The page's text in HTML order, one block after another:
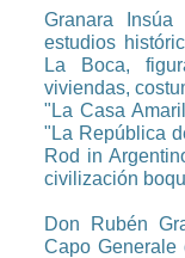
Granara
estudios
La Boca,
viviendas,
"La Casa
"La República
Rod in
civilización
Don Rubén
Capo